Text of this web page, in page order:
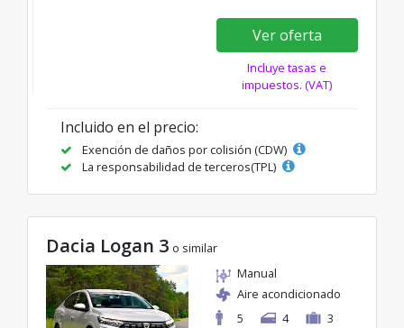
Ver oferta
Incluye tasas e
impuestos. (VAT)
Incluido en el precio:
Exención de daños por colisión (CDW)
La responsabilidad de terceros(TPL)
Dacia Logan 3 o similar
Manual
Aire acondicionado
5
4 3